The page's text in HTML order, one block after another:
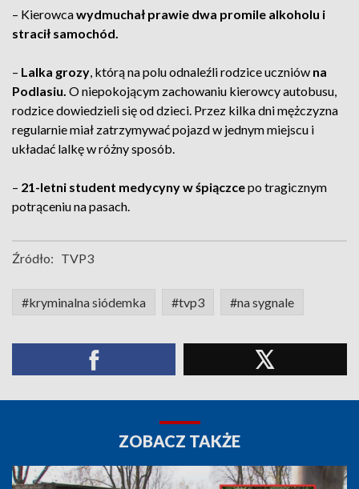
– Kierowcawydmuchał prawie dwa promile alkoholu i
stracił samochód.
– Lalka grozy, którą na polu odnaleźli rodzice uczniów na
Podlasiu. O niepokojącym zachowaniu kierowcy autobusu,
rodzice dowiedzieli się od dzieci. Przez kilka dni mężczyzna
regularnie miał zatrzymywać pojazd w jednym miejscu i
układać lalkę w różny sposób.
– 21-letni student medycyny w śpiączcepo tragicznym
potrąceniu na pasach.
Źródło: TVP3
#kryminalna siódemka #tvp3 #na sygnale
ZOBACZ TAKŻE